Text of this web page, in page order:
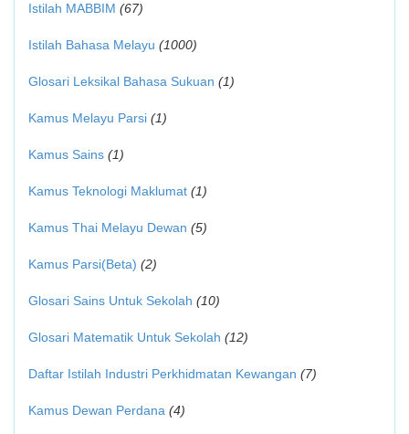
Istilah MABBIM (67)
Istilah Bahasa Melayu (1000)
Glosari Leksikal Bahasa Sukuan (1)
Kamus Melayu Parsi (1)
Kamus Sains (1)
Kamus Teknologi Maklumat (1)
Kamus Thai Melayu Dewan (5)
Kamus Parsi(Beta) (2)
Glosari Sains Untuk Sekolah (10)
Glosari Matematik Untuk Sekolah (12)
Daftar Istilah Industri Perkhidmatan Kewangan (7)
Kamus Dewan Perdana (4)